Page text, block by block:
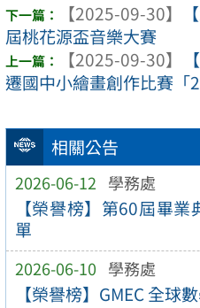
相關公告
2026-06-12 學務處
【榮譽榜】第60屆畢
單
2026-06-10 學務處
【榮譽榜】GMEC 全球
【2025-09-30】
屆桃花源盃音樂大賽
【2025-09-30】
遷國中小繪畫創作比賽「